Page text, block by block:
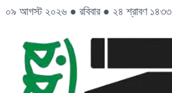
০৯ আগস্ট ২০২৬ ● রবিবার ● ২৪ শ্রাবণ ১৪৩৩